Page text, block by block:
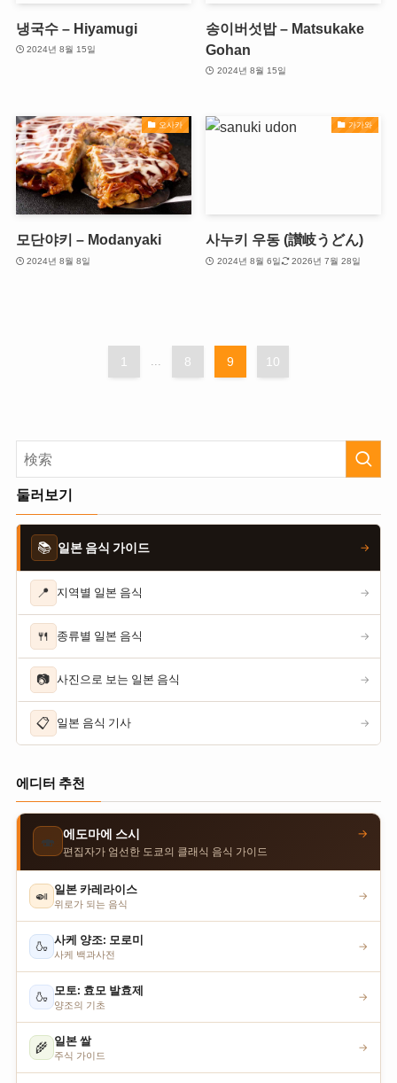
냉국수 – Hiyamugi
2024년 8월 15일
송이버섯밥 – Matsukake
Gohan
2024년 8월 15일
오사카
모단야키 – Modanyaki
2024년 8월 8일
가가와
사누키 우동 (讃岐うどん)
2024년 8월 6일 2026년 7월 28일
1 ... 8 9 10
둘러보기
📚 일본 음식 가이드 →
📍 지역별 일본 음식 →
🍴 종류별 일본 음식 →
📷 사진으로 보는 일본 음식 →
📋 일본 음식 기사 →
에디터 추천
🍣 에도마에 스시
편집자가 엄선한 도쿄의 클래식 음식 가이드
→
🍛 일본 카레라이스
위로가 되는 음식
→
🍶 사케 양조: 모로미
사케 백과사전
→
🍶 모토: 효모 발효제
양조의 기초
→
🌾 일본 쌀
주식 가이드
→